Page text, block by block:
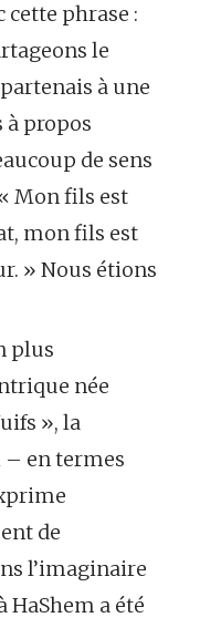
cette phrase :
le
à une
propos
de sens
Mon fils est
mon fils est
» Nous étions
plus
née
», la
– en termes
de
l’imaginaire
a été